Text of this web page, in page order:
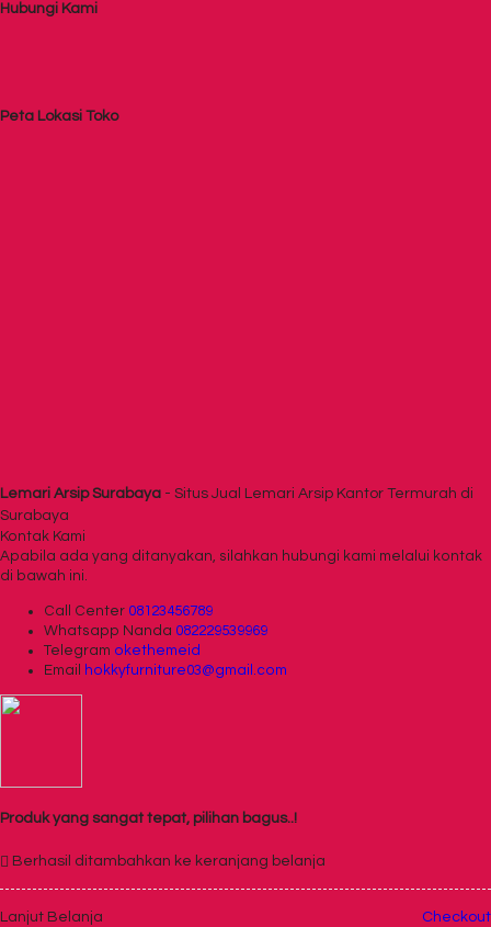
Hubungi Kami
Peta Lokasi Toko
Lemari Arsip Surabaya - Situs Jual Lemari Arsip Kantor Termurah di
Surabaya
Kontak Kami
Apabila ada yang ditanyakan, silahkan hubungi kami melalui kontak
di bawah ini.
Call Center 08123456789
Whatsapp Nanda 082229539969
Telegram okethemeid
Email
hokkyfurniture03@gmail.com
Produk yang sangat tepat, pilihan bagus..!
Berhasil ditambahkan ke keranjang belanja
Lanjut Belanja
Checkout